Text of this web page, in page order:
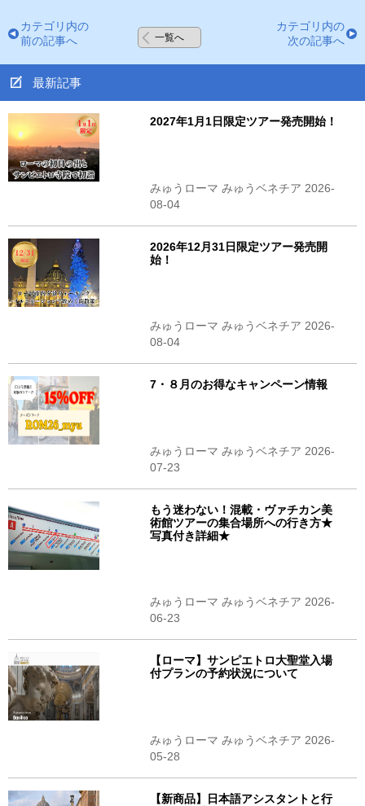
カテゴリ内の
前の記事へ
一覧へ
カテゴリ内の
次の記事へ
最新記事
2027年1月1日限定ツアー発売開始！
みゅうローマ みゅうベネチア 2026-
08-04
2026年12月31日限定ツアー発売開
始！
みゅうローマ みゅうベネチア 2026-
08-04
7・８月のお得なキャンペーン情報
みゅうローマ みゅうベネチア 2026-
07-23
もう迷わない！混載・ヴァチカン美
術館ツアーの集合場所への行き方★
写真付き詳細★
みゅうローマ みゅうベネチア 2026-
06-23
【ローマ】サンピエトロ大聖堂入場
付プランの予約状況について
みゅうローマ みゅうベネチア 2026-
05-28
【新商品】日本語アシスタントと行